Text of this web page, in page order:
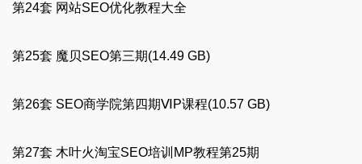
第24套 网站SEO优化教程大全
第25套 魔贝SEO第三期(14.49 GB)
第26套 SEO商学院第四期ⅥP课程(10.57 GB)
第27套 木叶火淘宝SEO培训MP教程第25期